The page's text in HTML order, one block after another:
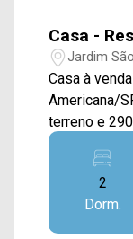
Casa -
Jardim
Casa à
Americana/SP. Esta casa possui
terreno e
de estar e de
toda
aquecida,
armários. > 02 quartos, sendo 01 suíte; > 03
banheiros,
2
Dorm.